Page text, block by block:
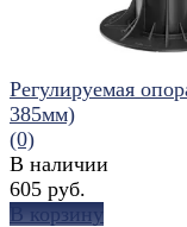
Регулируемая
385мм)
(0)
В наличии
605 руб.
В корзину